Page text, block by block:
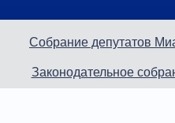
Собрание депутатов
Законодательное